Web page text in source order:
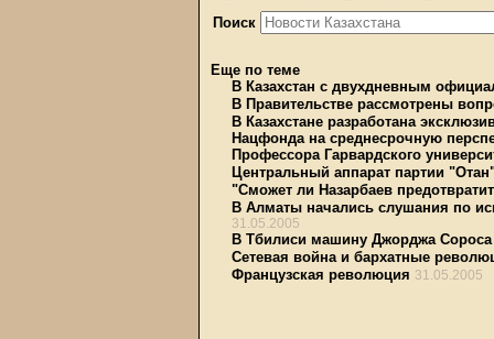
Поиск
Еще по теме
В Казахстан с двухдневным
В Правительстве рассмотрены
В Казахстане разработана
Нацфонда на среднесрочную
Профессора Гарвардского
Центральный аппарат партии
"Сможет ли Назарбаев
В Алматы начались слушания по
31.05.2005
В Тбилиси машину Джорджа Сороса
Сетевая война и бархатные
Французская революция 31.05.2005